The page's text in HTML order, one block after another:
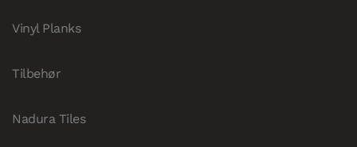
Vinyl Planks
Tilbehør
Nadura Tiles